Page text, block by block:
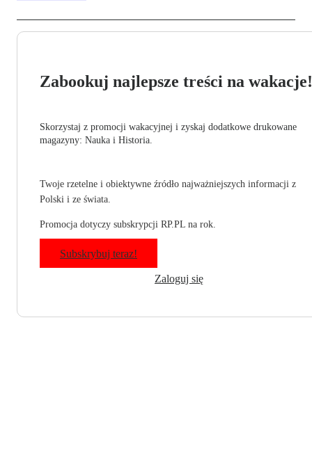
Zabookuj najlepsze treści na wakacje!
Skorzystaj z promocji wakacyjnej i zyskaj dodatkowe drukowane
magazyny: Nauka i Historia.
Twoje rzetelne i obiektywne źródło najważniejszych informacji z
Polski i ze świata.
Promocja dotyczy subskrypcji RP.PL na rok.
Subskrybuj teraz!
Zaloguj się